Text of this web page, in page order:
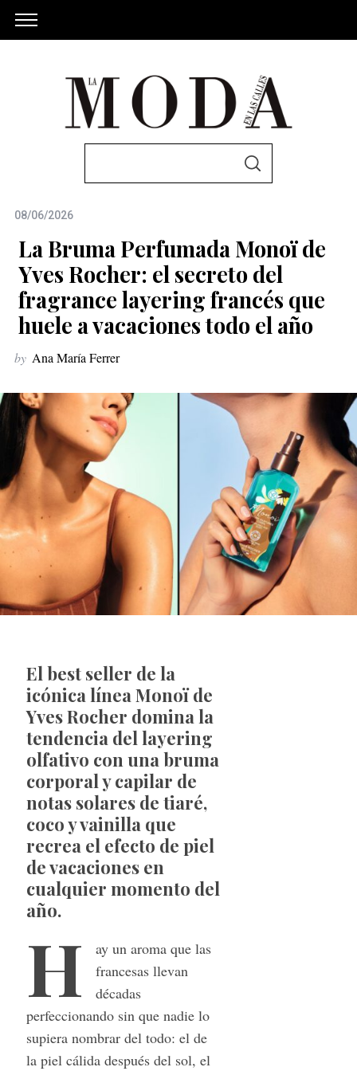
c
f
o
r
:
S
08/06/2026
La Bruma Perfumada Monoï de
Yves Rocher: el secreto del
fragrance layering francés que
huele a vacaciones todo el año
by Ana María Ferrer
El best seller de la
icónica línea Monoï de
Yves Rocher domina la
tendencia del layering
olfativo con una bruma
corporal y capilar de
notas solares de tiaré,
coco y vainilla que
recrea el efecto de piel
de vacaciones en
cualquier momento del
año.
H
ay un aroma que las
francesas llevan
décadas
perfeccionando sin que nadie lo
supiera nombrar del todo: el de
la piel cálida después del sol, el